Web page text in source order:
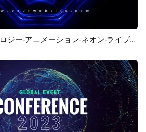
ビュー カスタマイズ ビジネス-テクノロジー-アニメーション-ネオン-ライブストリーム-カウントダウン-近日公開-イントロ